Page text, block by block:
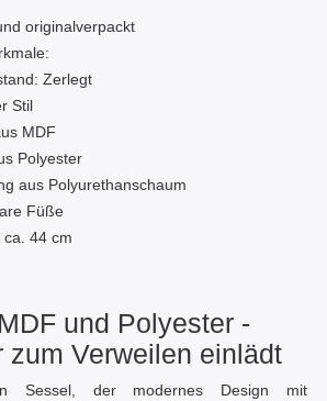
originalverpackt
Zerlegt
Stil
MDF
Polyester
aus Polyurethanschaum
Füße
ca. 44 cm
und Polyester -
zum Verweilen einlädt
Sessel, der modernes Design mit